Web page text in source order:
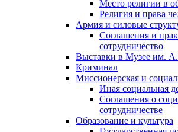
Место религии в
Религия и права
Армия и силовые
Соглашения и
сотрудничество
Выставки в Музее им.
Криминал
Миссионерская и
Иная социальная
Соглашения о
сотрудничестве
Образование и культура